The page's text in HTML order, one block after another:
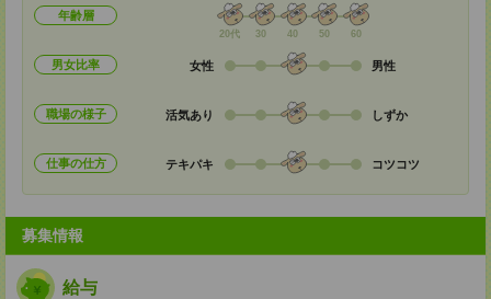
年齢層
20代 30 40 50 60
男女比率 女性 男性
職場の様子 活気あり しずか
仕事の仕方 テキパキ コツコツ
募集情報
給与